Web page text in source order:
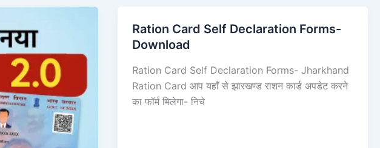
Ration Card Self Declaration Forms-
Download
Ration Card Self Declaration Forms- Jharkhand
Ration Card आप यहाँ से झारखण्ड राशन कार्ड अपडेट करने
का फॉर्म मिलेगा- निचे